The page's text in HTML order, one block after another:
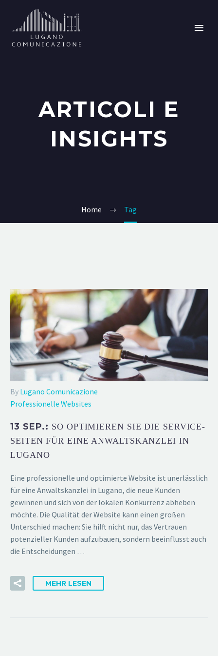
ARTICOLI E
INSIGHTS
Home Tag
By Lugano Comunicazione
Professionelle Websites
13 SEP.: SO OPTIMIEREN SIE DIE SERVICE-
SEITEN FÜR EINE ANWALTSKANZLEI IN
LUGANO
Eine professionelle und optimierte Website ist unerlässlich
für eine Anwaltskanzlei in Lugano, die neue Kunden
gewinnen und sich von der lokalen Konkurrenz abheben
möchte. Die Qualität der Website kann einen großen
Unterschied machen: Sie hilft nicht nur, das Vertrauen
potenzieller Kunden aufzubauen, sondern beeinflusst auch
die Entscheidungen …
MEHR LESEN